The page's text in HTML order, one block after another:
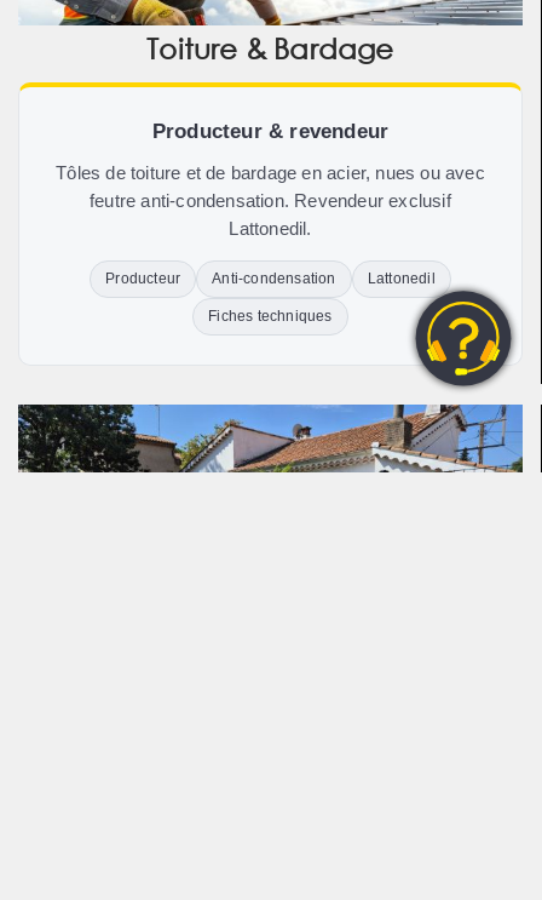
Toiture & Bardage
Producteur & revendeur
Tôles de toiture et de bardage en acier, nues ou avec
feutre anti-condensation. Revendeur exclusif
Lattonedil.
Producteur Anti-condensation Lattonedil
Fiches techniques